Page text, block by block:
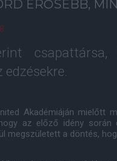
ERŐSEBB,
Akadémiáján mielőtt
az előző idény
megszületett a döntés,